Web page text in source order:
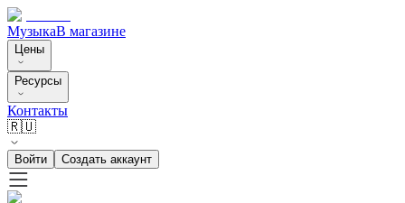
МузыкаВ магазине
Цены
Ресурсы
Контакты
🇷🇺
Войти Создать аккаунт